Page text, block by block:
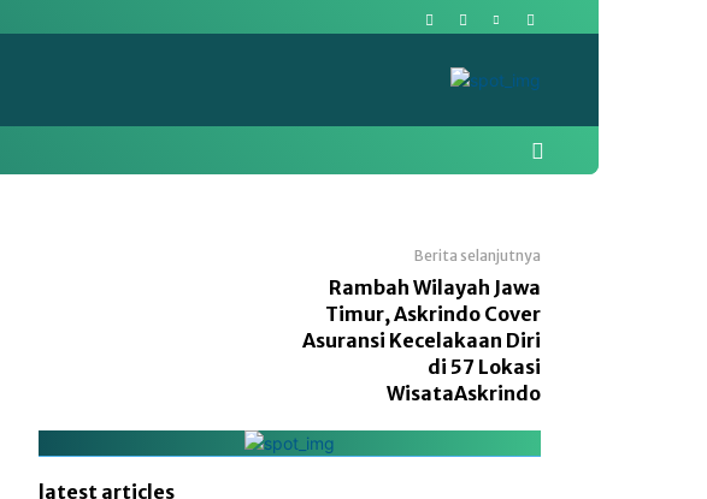
Berita selanjutnya
Rambah Wilayah Jawa
Timur, Askrindo Cover
Asuransi Kecelakaan Diri
di 57 Lokasi
WisataAskrindo
latest articles